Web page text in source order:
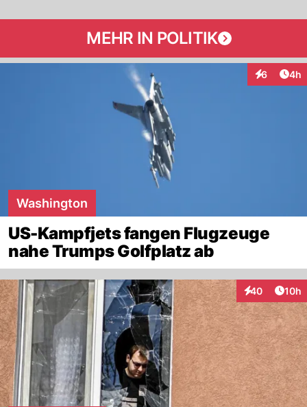
MEHR IN POLITIK
6 4h
Washington
US-Kampfjets fangen Flugzeuge
nahe Trumps Golfplatz ab
40
Interaktionen
10h